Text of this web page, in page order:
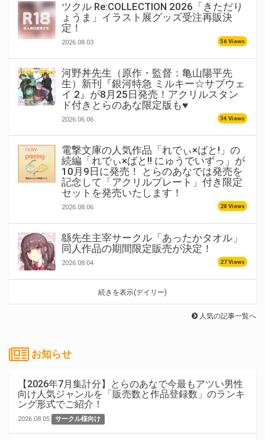
ツクル Re:COLLECTION 2026「きただり
ょうま」イラスト展グッズ受注再販決
定！
2026.08.03 56 Views
河野丼先生（原作・監督：亀山陽平先
生）新刊『銀河特急 ミルキー☆サブウェ
イ 2』が8月25日発売！アクリルスタン
ド付きとらのあな限定版も♥
2026.06.06 34 Views
電撃文庫の人気作品「れでぃ×ばと!」の
続編「れでぃ×ばと!! にゅうでいずっ」が
10月9日に発売！ とらのあなでは発売を
記念して「アクリルプレート」付き限定
セットを発売いたします！
2026.08.06 28 Views
緜先生主宰サークル「あったかタオル」
同人作品の期間限定販売が決定！
2026.08.04 27 Views
続きを表示(デイリー)
人気の記事一覧へ
お知らせ
【2026年7月集計分】とらのあなで今最もアツい男性
向け人気ジャンルを「販売数と作品登録数」のランキ
ング形式でご紹介！
2026.08.05 サークル様向け